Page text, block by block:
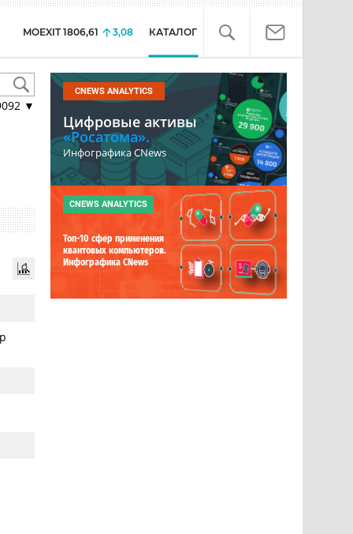
MOEXIT 1806,61 3,08 КАТАЛОГ
▼
CNEWS ANALYTICS
Цифровые активы
«Росатома».
Инфографика CNews
CNEWS ANALYTICS
Топ-10 сфер применения
квантовых компьютеров.
Инфографика CNews